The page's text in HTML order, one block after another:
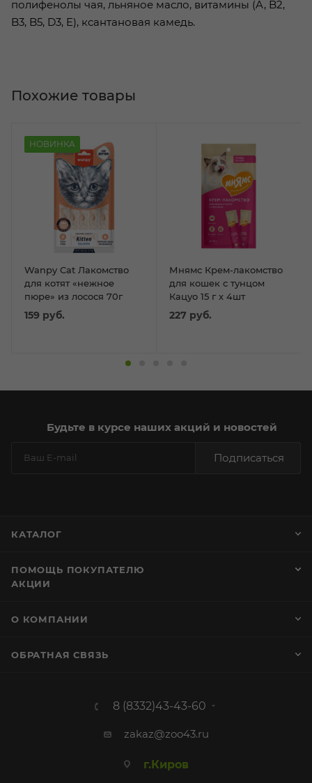
полифенолы чая, льняное масло, витамины (A, B2,
B3, B5, D3, E), ксантановая камедь.
НОВИНКА
Wanpy Cat Лакомство
для котят «нежное
пюре» из лосося 70г
159 руб.
Мнямс Крем-лакомство
для кошек с тунцом
Кацуо 15 г х 4шт
227 руб.
Похожие товары
Будьте в курсе наших акций и новостей
Подписаться
КАТАЛОГ
ПОМОЩЬ ПОКУПАТЕЛЮ
АКЦИИ
О КОМПАНИИ
ОБРАТНАЯ СВЯЗЬ
8 (8332)43-43-60
zakaz@zoo43.ru
г.Киров